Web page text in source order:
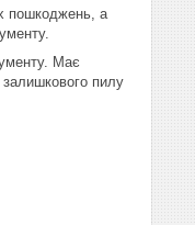
пошкоджень, а
Має
залишкового пилу